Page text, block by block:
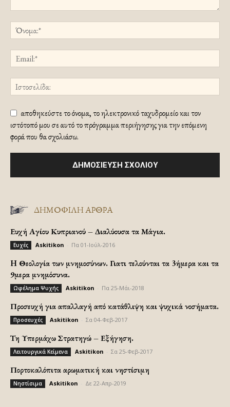
αποθηκεύστε το όνομα, το ηλεκτρονικό ταχυδρομείο και τον
ιστότοπό μου σε αυτό το πρόγραμμα περιήγησης για την επόμενη
φορά που θα σχολιάσω.
ΔΗΜΟΦΙΛΗ ΑΡΘΡΑ
Ευχή Αγίου Κυπριανού – Διαλύουσα τα Μάγια.
Ευχές Askitikon Πα 01-Ιούλ-2016
H Θεολογία των μνημοσύνων. Γιατι τελούνται τα 3ήμερα και τα
9μερα μνημόσυνα.
Ωφέλημα Ψυχής Askitikon Πα 25-Μάι-2018
Προσευχή για απαλλαγή από κατάθλιψη και ψυχικά νοσήματα.
Προσευχές Askitikon Σα 04-Φεβ-2017
Τη Υπερμάχω Στρατηγώ – Εξήγηση.
Λειτουργικά Κείμενα Askitikon Σα 25-Φεβ-2017
Πορτοκαλόπιτα αρωματική και νηστίσιμη
Νηστίσιμα Askitikon Δε 22-Απρ-2019